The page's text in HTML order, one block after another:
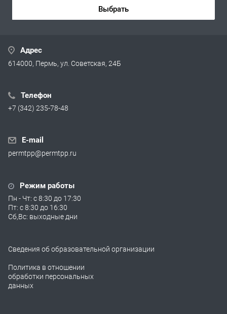
Выбрать
Адрес
614000, Пермь, ул. Советская, 24Б
Телефон
+7 (342) 235-78-48
E-mail
permtpp@permtpp.ru
Режим работы
Пн - Чт: с 8:30 до 17:30
Пт: с 8:30 до 16:30
Сб,Вс: выходные дни
Сведения об образовательной организации
Политика в отношении
обработки персональных
данных